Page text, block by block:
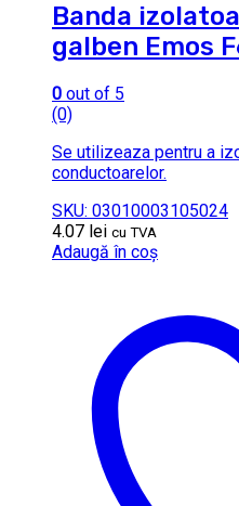
Banda
galben Emos
0 out of 5
(0)
Se utilizeaza pentru a
conductoarelor.
SKU: 03010003105024
4.07 lei cu TVA
Adaugă în coș